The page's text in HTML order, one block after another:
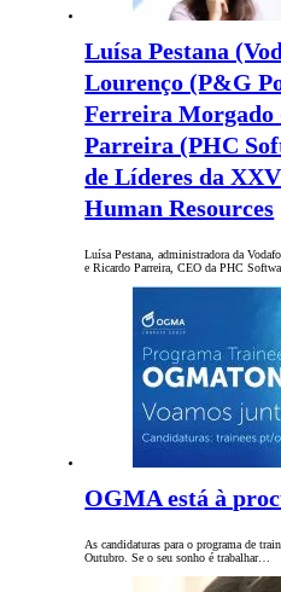
Luísa Pestana
Lourenço (P&G
Ferreira
Parreira (PHC
de Líderes da
Human Resources
Luísa Pestana, administradora da
e Ricardo Parreira, CEO da PHC
OGMA está à
As candidaturas para o programa de
Outubro. Se o seu sonho é trabalhar…